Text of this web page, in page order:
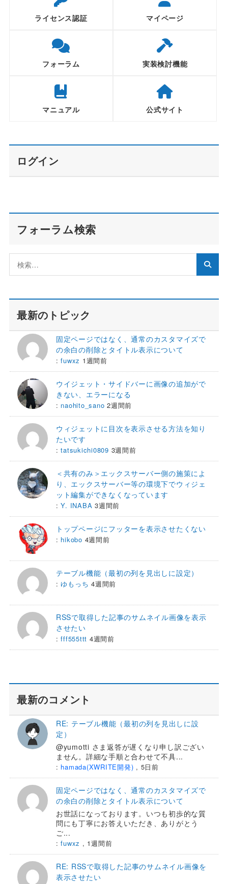
ライセンス認証 マイページ
フォーラム 実装検討機能
マニュアル 公式サイト
ログイン
フォーラム検索
最新のトピック
固定ページではなく、通常のカスタマイズで
の余白の削除とタイトル表示について
:fuwxz 1週間前
ウイジェット・サイドバーに画像の追加がで
きない、エラーになる
: naohito_sano 2週間前
ウィジェットに目次を表示させる方法を知り
たいです
:tatsukichi0809 3週間前
＜共有のみ＞エックスサーバー側の施策によ
り、エックスサーバー等の環境下でウィジェ
ット編集ができなくなっています
:Y. INABA 3週間前
トップページにフッターを表示させたくない
: hikobo 4週間前
テーブル機能（最初の列を見出しに設定）
:ゆもっち 4週間前
RSSで取得した記事のサムネイル画像を表示
させたい
:fff555ttt 4週間前
最新のコメント
RE: テーブル機能（最初の列を見出しに設
定）
@yumotti さま返答が遅くなり申し訳ござい
ません。詳細な手順と合わせて不具...
: hamada(XWRITE開発) , 5日前
固定ページではなく、通常のカスタマイズで
の余白の削除とタイトル表示について
お世話になっております。いつも初歩的な質
問にも丁寧にお答えいただき、ありがとう
ご...
:fuwxz , 1週間前
RE: RSSで取得した記事のサムネイル画像を
表示させたい